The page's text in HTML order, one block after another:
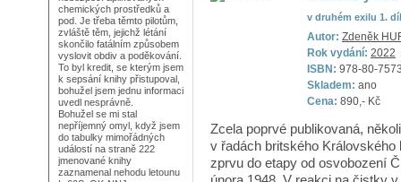
chemických prostředků a
pod. Je třeba těmto pilotům,
zvláště těm, jejichž létání
skončilo fatálním způsobem
vyslovit obdiv a poděkování.
To byl kredit, se kterým jsem
k sepsání knihy přistupoval,
bohužel jsem jednu informaci
uvedl nesprávně.
Bohužel se mi stal
nepříjemný omyl, když jsem
do tabulky mimořádných
událostí na straně 222
jmenované knihy
zaznamenal nehodu letounu
v druhém exilu 1. díl
Autor: Zdeněk
Rok vydání: 2022
ISBN: 978-80-
Skladem: ano
Cena: 890,- Kč
Zcela poprvé publikovaná,
v řadách britského
zprvu do etapy od osvobození